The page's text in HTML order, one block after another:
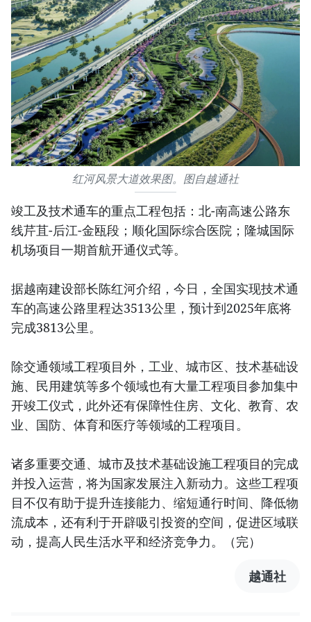
红河风景大道效果图。图自越通社
竣工及技术通车的重点工程包括：北-南高速公路东
线芹苴-后江-金瓯段；顺化国际综合医院；隆城国际
机场项目一期首航开通仪式等。
据越南建设部长陈红河介绍，今日，全国实现技术通
车的高速公路里程达3513公里，预计到2025年底将
完成3813公里。
除交通领域工程项目外，工业、城市区、技术基础设
施、民用建筑等多个领域也有大量工程项目参加集中
开竣工仪式，此外还有保障性住房、文化、教育、农
业、国防、体育和医疗等领域的工程项目。
诸多重要交通、城市及技术基础设施工程项目的完成
并投入运营，将为国家发展注入新动力。这些工程项
目不仅有助于提升连接能力、缩短通行时间、降低物
流成本，还有利于开辟吸引投资的空间，促进区域联
动，提高人民生活水平和经济竞争力。（完）
越通社